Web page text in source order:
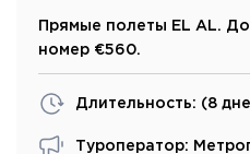
Прямые полеты EL AL.
номер €560.
Длительность: (8
Туроператор: